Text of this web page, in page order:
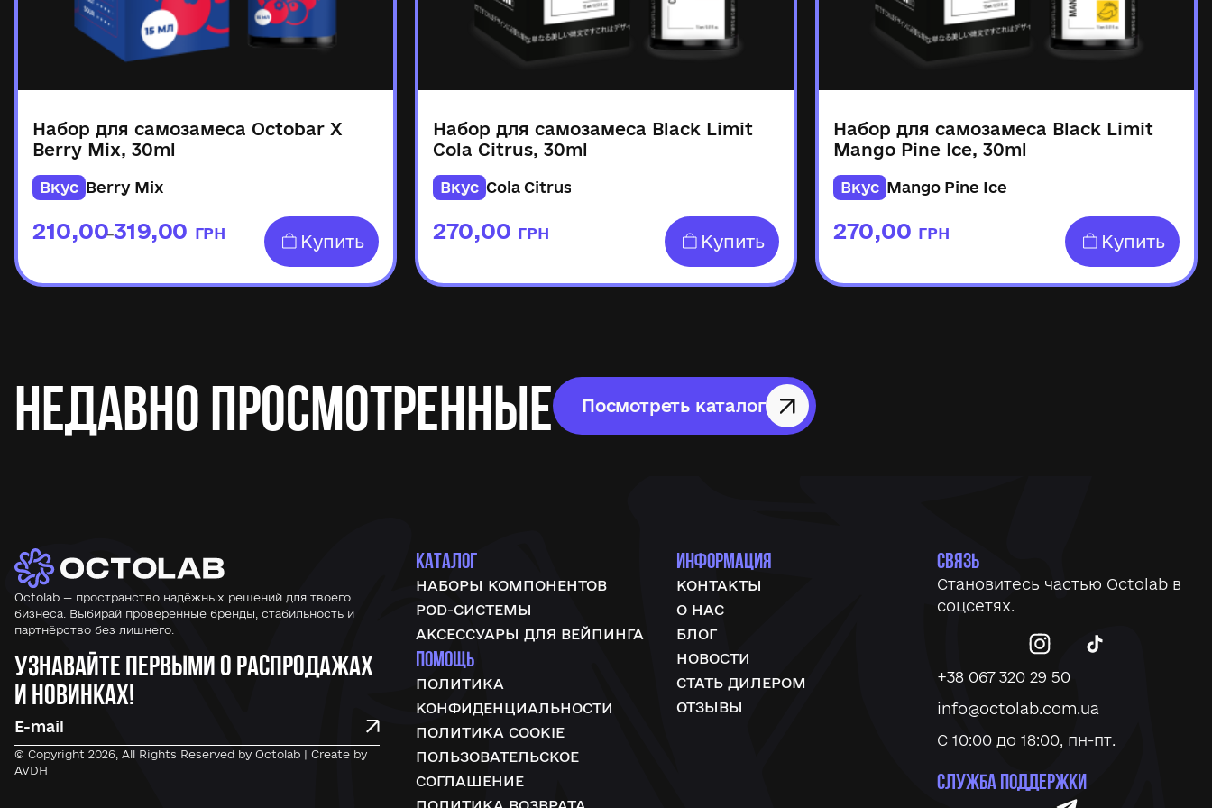
Набор для самозамеса Octobar X
Berry Mix, 30ml
Вкус Berry Mix
210,00
–319,00 ГРН Купить
Набор для самозамеса Black Limit
Cola Citrus, 30ml
Вкус Cola Citrus
270,00 ГРН Купить
Набор для самозамеса Black Limit
Mango Pine Ice, 30ml
Вкус Mango Pine Ice
270,00 ГРН Купить
Недавно просмотренные Посмотреть каталог
Octolab — пространство надёжных решений для твоего
бизнеса. Выбирай проверенные бренды, стабильность и
партнёрство без лишнего.
Узнавайте первыми о распродажах
и новинках!
© Copyright 2026, All Rights Reserved by Octolab | Create by
AVDH
КАТАЛОГ
НАБОРЫ КОМПОНЕНТОВ
POD-СИСТЕМЫ
АКСЕССУАРЫ ДЛЯ ВЕЙПИНГА
ПОМОЩЬ
ПОЛИТИКА
КОНФИДЕНЦИАЛЬНОСТИ
ПОЛИТИКА COOKIE
ПОЛЬЗОВАТЕЛЬСКОЕ
СОГЛАШЕНИЕ
ИНФОРМАЦИЯ
КОНТАКТЫ
О НАС
БЛОГ
НОВОСТИ
СТАТЬ ДИЛЕРОМ
ОТЗЫВЫ
СВЯЗЬ
Становитесь частью Octolabв
соцсетях.
+38 067 320 29 50
info@octolab.com.ua
С 10:00 до 18:00, пн-пт.
СЛУЖБА ПОДДЕРЖКИ